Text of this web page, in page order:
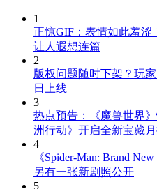
1
正惊GIF：表情如此羞
让人遐想连篇
2
版权问题随时下架？玩
日上线
3
热点预告：《魔兽世界
洲行动》开启全新宝藏月
4
《Spider-Man: Brand
另有一张新剧照公开
5